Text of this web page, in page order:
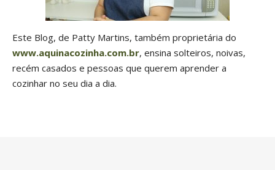
Este Blog, de Patty Martins, também proprietária do
www.aquinacozinha.com.br, ensina solteiros, noivas,
recém casados e pessoas que querem aprender a
cozinhar no seu dia a dia.